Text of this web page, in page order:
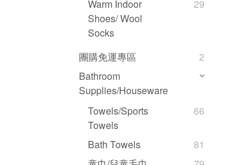
Warm Indoor
Shoes/ Wool
Socks
29
團購免運專區
2
Bathroom
Supplies/Houseware
Towels/Sports
Towels
66
Bath Towels
81